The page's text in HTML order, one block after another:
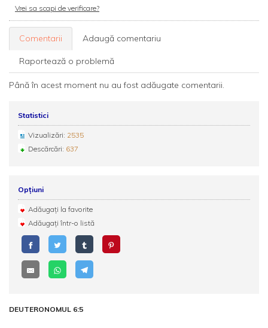
Vrei sa scapi de verificare?
Comentarii Adaugă comentariu
Raportează o problemă
Până în acest moment nu au fost adăugate comentarii.
Statistici
Vizualizări: 2535
Descărcări: 637
Opțiuni
Adăugați la favorite
Adăugați într-o listă
DEUTERONOMUL 6:5